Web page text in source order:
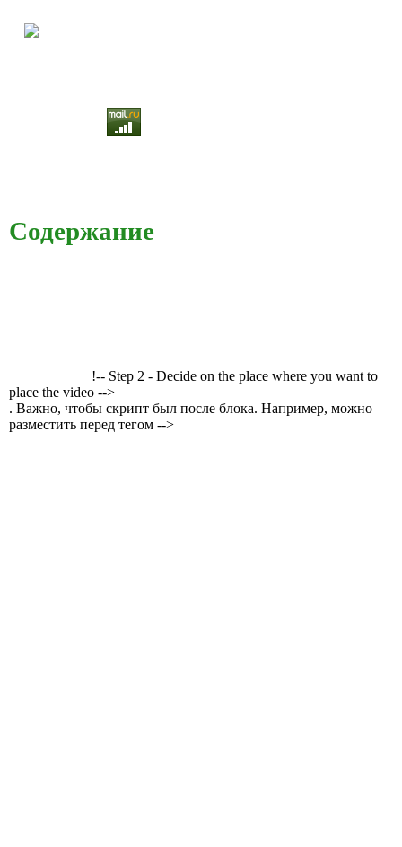
Содержание
!-- Step 2 - Decide on the place where you want to
place the video -->
. Важно, чтобы скрипт был после блока. Например, можно
разместить перед тегом -->